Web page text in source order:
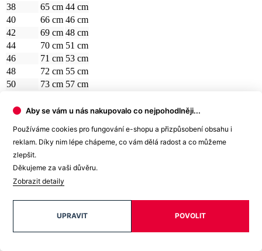
38
65 cm 44 cm
40
66 cm 46 cm
42
69 cm 48 cm
44
70 cm 51 cm
46
71 cm 53 cm
48
72 cm 55 cm
50
73 cm 57 cm
Aby se vám u nás nakupovalo co nejpohodlněji...
Používáme cookies pro fungování e-shopu a přizpůsobení obsahu i
reklam. Díky nim lépe chápeme, co vám dělá radost a co můžeme
zlepšit.
Děkujeme za vaši důvěru.
Zobrazit detaily
POVOLIT
UPRAVIT